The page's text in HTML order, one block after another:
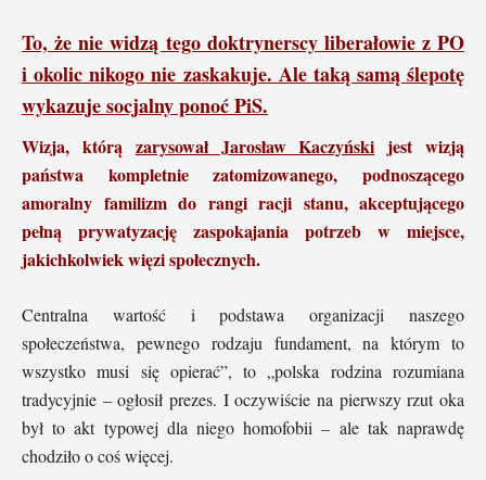
To, że nie widzą tego doktrynerscy liberałowie z PO
i okolic nikogo nie zaskakuje. Ale taką samą ślepotę
wykazuje socjalny ponoć PiS.
Wizja, którą zarysował Jarosław Kaczyński jest wizją
państwa kompletnie zatomizowanego, podnoszącego
amoralny familizm do rangi racji stanu, akceptującego
pełną prywatyzację zaspokajania potrzeb w miejsce,
jakichkolwiek więzi społecznych.
Centralna wartość i podstawa organizacji naszego
społeczeństwa, pewnego rodzaju fundament, na którym to
wszystko musi się opierać”, to „polska rodzina rozumiana
tradycyjnie – ogłosił prezes. I oczywiście na pierwszy rzut oka
był to akt typowej dla niego homofobii – ale tak naprawdę
chodziło o coś więcej.